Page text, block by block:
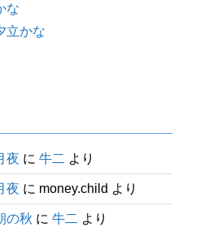
な
立かな
夜 に牛二 より
夜 に money.child より
の秋 に牛二 より